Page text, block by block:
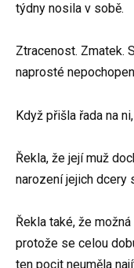
týdny nosila v sobě.
Ztracenost. Zmatek.
naprosté
Když přišla řada na
Řekla, že její muž
narození jejich dcery
Řekla také, že
protože se celou
ten pocit neuměla